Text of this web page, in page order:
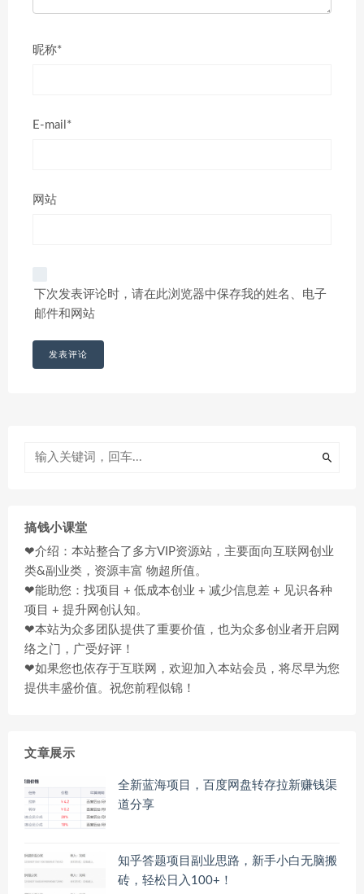
昵称*
E-mail*
网站
下次发表评论时，请在此浏览器中保存我的姓名、电子
邮件和网站
搞钱小课堂
❤介绍：本站整合了多方VIP资源站，主要面向互联网创业
类&副业类，资源丰富 物超所值。
❤能助您：找项目 + 低成本创业 + 减少信息差 + 见识各种
项目 + 提升网创认知。
❤本站为众多团队提供了重要价值，也为众多创业者开启网
络之门，广受好评！
❤如果您也依存于互联网，欢迎加入本站会员，将尽早为您
提供丰盛价值。祝您前程似锦！
文章展示
全新蓝海项目，百度网盘转存拉新赚钱渠
道分享
知乎答题项目副业思路，新手小白无脑搬
砖，轻松日入100+！